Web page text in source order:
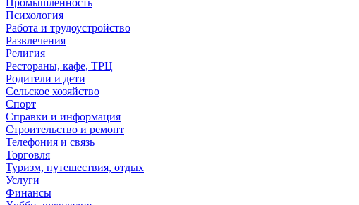
Промышленность
Психология
Работа и трудоустройство
Развлечения
Религия
Рестораны, кафе, ТРЦ
Родители и дети
Сельское хозяйство
Спорт
Справки и информация
Строительство и ремонт
Телефония и связь
Торговля
Туризм, путешествия, отдых
Услуги
Финансы